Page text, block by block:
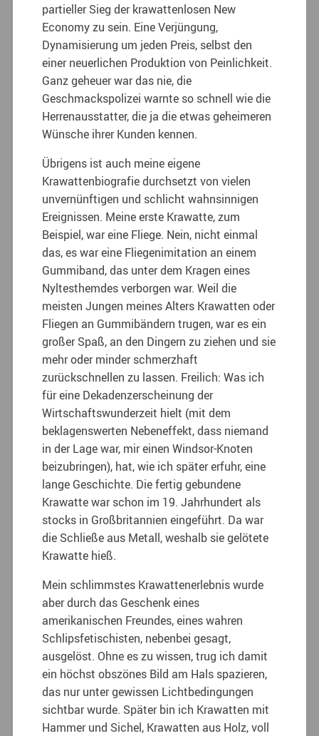
partieller Sieg der krawattenlosen New
Economy zu sein. Eine Verjüngung,
Dynamisierung um jeden Preis, selbst den
einer neuerlichen Produktion von Peinlichkeit.
Ganz geheuer war das nie, die
Geschmackspolizei warnte so schnell wie die
Herrenausstatter, die ja die etwas geheimeren
Wünsche ihrer Kunden kennen.
Übrigens ist auch meine eigene
Krawattenbiografie durchsetzt von vielen
unvernünftigen und schlicht wahnsinnigen
Ereignissen. Meine erste Krawatte, zum
Beispiel, war eine Fliege. Nein, nicht einmal
das, es war eine Fliegenimitation an einem
Gummiband, das unter dem Kragen eines
Nyltesthemdes verborgen war. Weil die
meisten Jungen meines Alters Krawatten oder
Fliegen an Gummibändern trugen, war es ein
großer Spaß, an den Dingern zu ziehen und sie
mehr oder minder schmerzhaft
zurückschnellen zu lassen. Freilich: Was ich
für eine Dekadenzerscheinung der
Wirtschaftswunderzeit hielt (mit dem
beklagenswerten Nebeneffekt, dass niemand
in der Lage war, mir einen Windsor-Knoten
beizubringen), hat, wie ich später erfuhr, eine
lange Geschichte. Die fertig gebundene
Krawatte war schon im 19. Jahrhundert als
stocks in Großbritannien eingeführt. Da war
die Schließe aus Metall, weshalb sie gelötete
Krawatte hieß.
Mein schlimmstes Krawattenerlebnis wurde
aber durch das Geschenk eines
amerikanischen Freundes, eines wahren
Schlipsfetischisten, nebenbei gesagt,
ausgelöst. Ohne es zu wissen, trug ich damit
ein höchst obszönes Bild am Hals spazieren,
das nur unter gewissen Lichtbedingungen
sichtbar wurde. Später bin ich Krawatten mit
Hammer und Sichel, Krawatten aus Holz, voll